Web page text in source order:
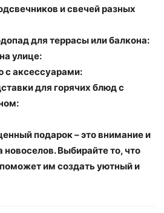
и свечей разных
для террасы или балкона:
улице:
с аксессуарами:
для горячих блюд с
подарок – это внимание и
новоселов. Выбирайте то, что
им создать уютный и